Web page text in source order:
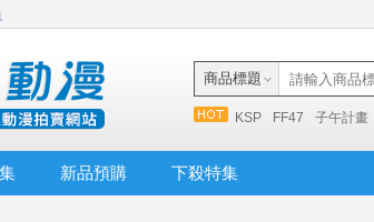
商品標題
KSP FF47 子午計畫
新品預購 下殺特集